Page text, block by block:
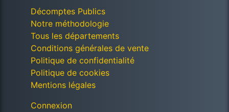
Décomptes Publics
Notre méthodologie
Tous les départements
Conditions générales de vente
Politique de confidentialité
Politique de cookies
Mentions légales
Connexion